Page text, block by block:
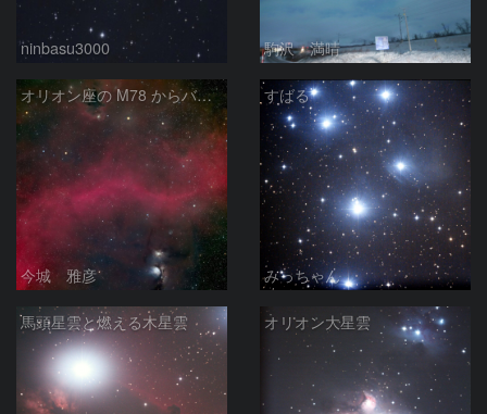
ninbasu3000 駒沢 満晴
オリオン座の M78 からバーナードループをまたいで LDN1622あたり
今城 雅彦
すばる
みっちゃん
馬頭星雲と燃える木星雲 オリオン大星雲